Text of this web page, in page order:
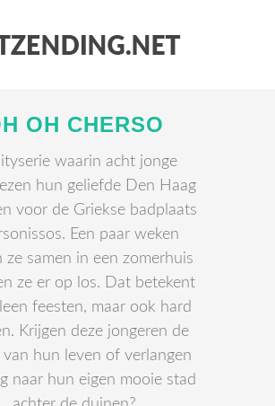
OH CHERSO
waarin acht jonge
hun geliefde Den Haag
voor de Griekse badplaats
Een paar weken
ze samen in een zomerhuis
ze er op los. Dat betekent
feesten, maar ook hard
Krijgen deze jongeren de
van hun leven of verlangen
naar hun eigen mooie stad